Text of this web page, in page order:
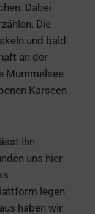
Dabei
Die
und bald
an der
Mummelsee
Karseen
ihn
uns hier
legen
haben wir